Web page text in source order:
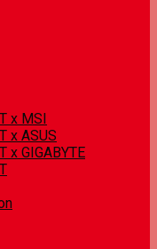
x MSI
x ASUS
x GIGABYTE